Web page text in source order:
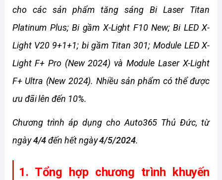
cho các sản phẩm tăng sáng Bi Laser Titan
Platinum Plus; Bi gầm X-Light F10 New; Bi LED X-
Light V20 9+1+1; bi gầm Titan 301; Module LED X-
Light F+ Pro (New 2024) và Module Laser X-Light
F+ Ultra (New 2024). Nhiều sản phẩm có thể được
ưu đãi lên đến 10%.
Chương trình áp dụng cho Auto365 Thủ Đức, từ
ngày 4/4 đến hết ngày 4/5/2024.
1. Tổng hợp chương trình khuyến